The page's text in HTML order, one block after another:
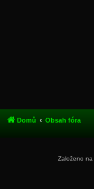
Domů Obsah fóra
Založeno na